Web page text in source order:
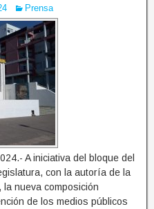
Prensa
A iniciativa del bloque del
con la autoría de la
la nueva composición
de los medios públicos